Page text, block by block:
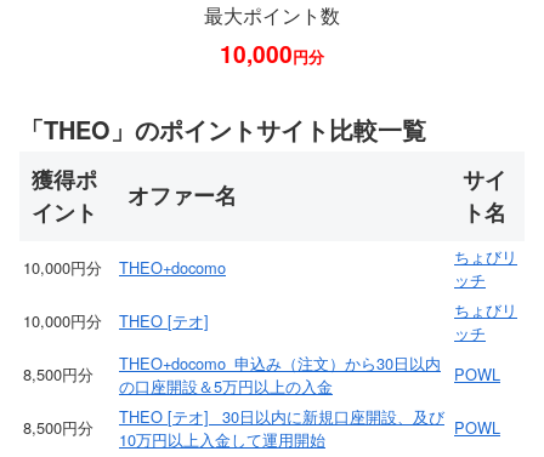
最大ポイント数
10,000円分
「THEO」のポイントサイト比較一覧
獲得ポ
イント
オファー名
サイ
ト名
10,000円分 THEO+docomo
ちょびリ
ッチ
10,000円分
THEO [テオ]
ちょびリ
ッチ
8,500円分
THEO+docomo_申込み（注文）から30日以内
の口座開設＆5万円以上の入金
POWL
8,500円分
THEO [テオ] _30日以内に新規口座開設、及び
10万円以上入金して運用開始
POWL